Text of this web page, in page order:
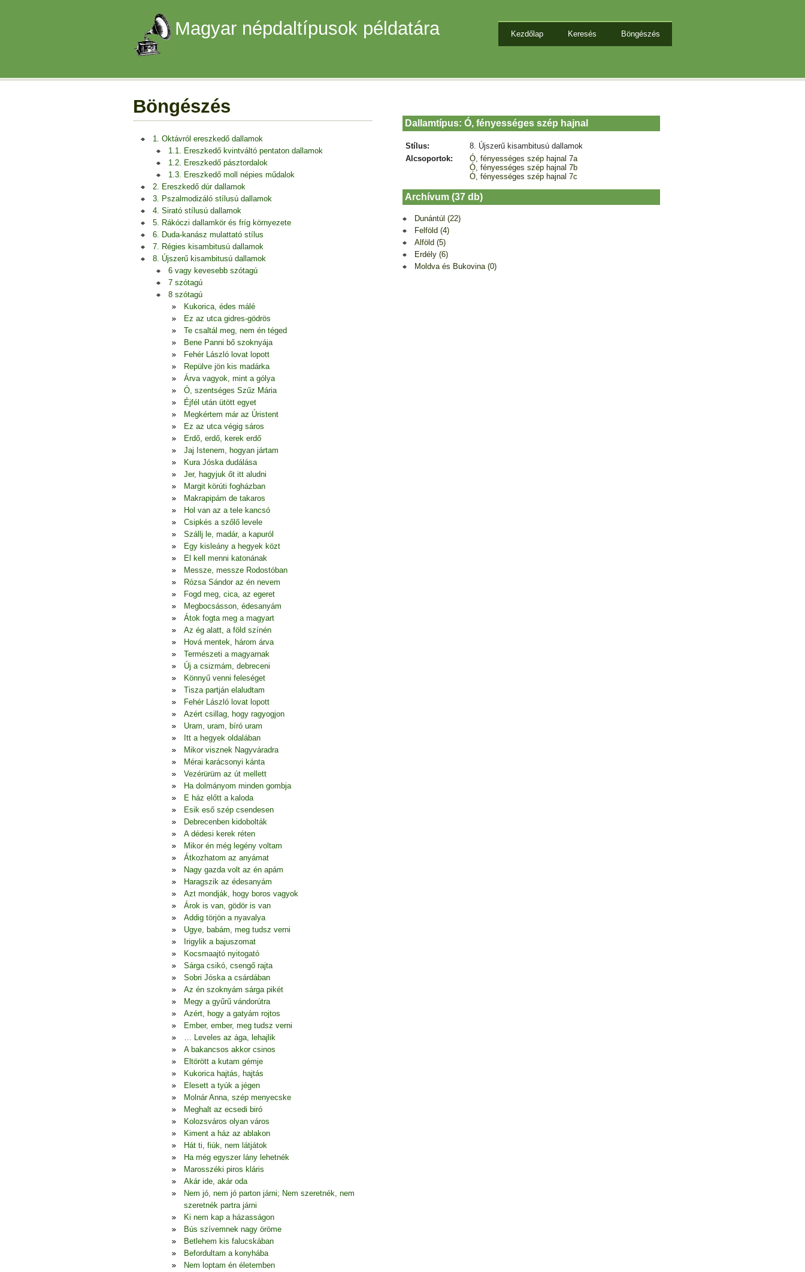
Magyar népdaltípusok példatára Kezdőlap Keresés Böngészés
Böngészés
1. Oktávról ereszkedő dallamok
1.1. Ereszkedő kvintváltó pentaton dallamok
1.2. Ereszkedő pásztordalok
1.3. Ereszkedő moll népies műdalok
2. Ereszkedő dúr dallamok
3. Pszalmodizáló stílusú dallamok
4. Sirató stílusú dallamok
5. Rákóczi dallamkör és fríg környezete
6. Duda-kanász mulattató stílus
7. Régies kisambitusú dallamok
8. Újszerű kisambitusú dallamok
6 vagy kevesebb szótagú
7 szótagú
8 szótagú
Kukorica, édes málé
Ez az utca gidres-gödrös
Te csaltál meg, nem én téged
Bene Panni bő szoknyája
Fehér László lovat lopott
Repülve jön kis madárka
Árva vagyok, mint a gólya
Ó, szentséges Szűz Mária
Éjfél után ütött egyet
Megkértem már az Úristent
Ez az utca végig sáros
Erdő, erdő, kerek erdő
Jaj Istenem, hogyan jártam
Kura Jóska dudálása
Jer, hagyjuk őt itt aludni
Margit körúti fogházban
Makrapipám de takaros
Hol van az a tele kancsó
Csipkés a szőlő levele
Szállj le, madár, a kapuról
Egy kisleány a hegyek közt
El kell menni katonának
Messze, messze Rodostóban
Rózsa Sándor az én nevem
Fogd meg, cica, az egeret
Megbocsásson, édesanyám
Átok fogta meg a magyart
Az ég alatt, a föld színén
Hová mentek, három árva
Természeti a magyarnak
Új a csizmám, debreceni
Könnyű venni feleséget
Tisza partján elaludtam
Fehér László lovat lopott
Azért csillag, hogy ragyogjon
Uram, uram, bíró uram
Itt a hegyek oldalában
Mikor visznek Nagyváradra
Mérai karácsonyi kánta
Vezérürüm az út mellett
Ha dolmányom minden gombja
E ház előtt a kaloda
Esik eső szép csendesen
Debrecenben kidobolták
A dédesi kerek réten
Mikor én még legény voltam
Átkozhatom az anyámat
Nagy gazda volt az én apám
Haragszik az édesanyám
Azt mondják, hogy boros vagyok
Árok is van, gödör is van
Addig törjön a nyavalya
Ugye, babám, meg tudsz verni
Irigylik a bajuszomat
Kocsmaajtó nyitogató
Sárga csikó, csengő rajta
Sobri Jóska a csárdában
Az én szoknyám sárga pikét
Megy a gyűrű vándorútra
Azért, hogy a gatyám rojtos
Ember, ember, meg tudsz verni
… Leveles az ága, lehajlik
A bakancsos akkor csinos
Eltörött a kutam gémje
Kukorica hajtás, hajtás
Elesett a tyúk a jégen
Molnár Anna, szép menyecske
Meghalt az ecsedi biró
Kolozsváros olyan város
Kiment a ház az ablakon
Hát ti, fiúk, nem látjátok
Ha még egyszer lány lehetnék
Marosszéki piros kláris
Akár ide, akár oda
Nem jó, nem jó parton járni; Nem szeretnék, nem
szeretnék partra járni
Ki nem kap a házasságon
Bús szívemnek nagy öröme
Betlehem kis falucskában
Befordultam a konyhába
Nem loptam én életemben
Dallamtípus: Ó, fényességes szép hajnal
Stílus:
8. Újszerű kisambitusú dallamok
Alcsoportok:
Ó, fényességes szép hajnal 7a
Ó, fényességes szép hajnal 7b
Ó, fényességes szép hajnal 7c
Archívum (37 db)
Dunántúl (22)
Felföld (4)
Alföld (5)
Erdély (6)
Moldva és Bukovina (0)